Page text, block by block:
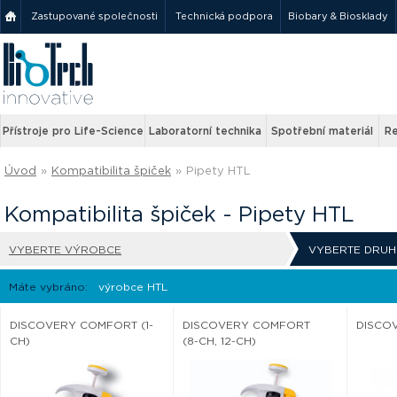
Zastupované společnosti Technická podpora Biobary & Biosklady
Přístroje pro Life-Science Laboratorní technika Spotřební materiál
Úvod » Kompatibilita špiček » Pipety HTL
Kompatibilita špiček - Pipety HTL
VYBERTE VÝROBCE VYBERTE
Máte vybráno: výrobce HTL
DISCOVERY COMFORT (1-
CH)
DISCOVERY COMFORT
(8-CH, 12-CH)